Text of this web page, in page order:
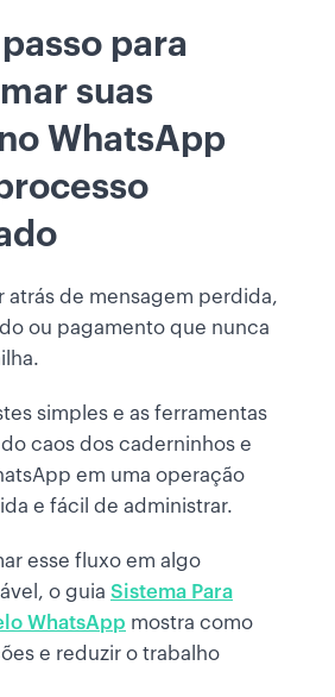
passo para
suas
WhatsApp
atrás de mensagem perdida,
ou pagamento que nunca
simples e as ferramentas
caos dos caderninhos e
em uma operação
e fácil de administrar.
esse fluxo em algo
o guia Sistema Para
WhatsApp mostra como
e reduzir o trabalho